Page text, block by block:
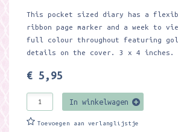
This pocket sized diary has a
ribbon page marker and a week to
full colour throughout featuring
details on the cover. 3 x 4 inches.
€ 5,95
In winkelwagen
Toevoegen aan verlanglijstje